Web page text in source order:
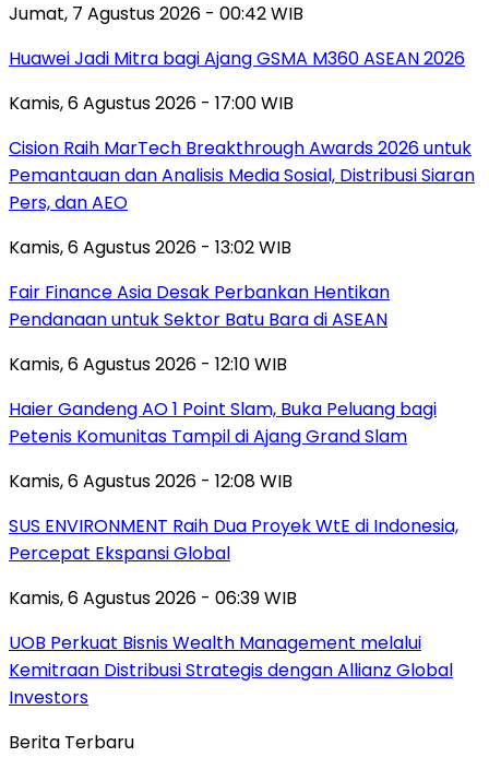
Jumat, 7 Agustus 2026 - 00:42 WIB
Huawei Jadi Mitra bagi Ajang GSMA M360 ASEAN 2026
Kamis, 6 Agustus 2026 - 17:00 WIB
Cision Raih MarTech Breakthrough Awards 2026 untuk
Pemantauan dan Analisis Media Sosial, Distribusi Siaran
Pers, dan AEO
Kamis, 6 Agustus 2026 - 13:02 WIB
Fair Finance Asia Desak Perbankan Hentikan
Pendanaan untuk Sektor Batu Bara di ASEAN
Kamis, 6 Agustus 2026 - 12:10 WIB
Haier Gandeng AO 1 Point Slam, Buka Peluang bagi
Petenis Komunitas Tampil di Ajang Grand Slam
Kamis, 6 Agustus 2026 - 12:08 WIB
SUS ENVIRONMENT Raih Dua Proyek WtE di Indonesia,
Percepat Ekspansi Global
Kamis, 6 Agustus 2026 - 06:39 WIB
UOB Perkuat Bisnis Wealth Management melalui
Kemitraan Distribusi Strategis dengan Allianz Global
Investors
Berita Terbaru